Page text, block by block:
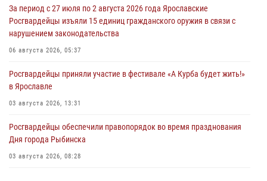
За период с 27 июля по 2 августа 2026 года Ярославские
Росгвардейцы изъяли 15 единиц гражданского оружия в связи с
нарушением законодательства
06 августа 2026, 05:37
Росгвардейцы приняли участие в фестивале «А Курба будет жить!»
в Ярославле
03 августа 2026, 13:31
Росгвардейцы обеспечили правопорядок во время празднования
Дня города Рыбинска
03 августа 2026, 08:28